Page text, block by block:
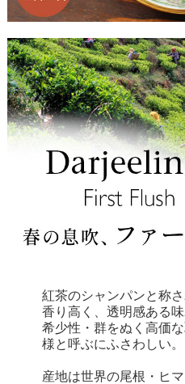
紅茶のシャンパンと称さ
香り高く、透明感ある
希少性・群をぬく高価
様と呼ぶにふさわしい。
産地は世界の尾根・ヒ